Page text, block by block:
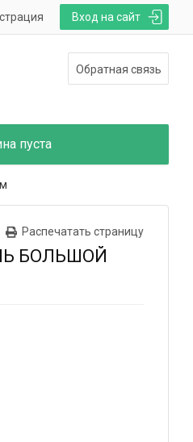
Вход на сайт
Обратная связь
пуста
Распечатать страницу
БОЛЬШОЙ